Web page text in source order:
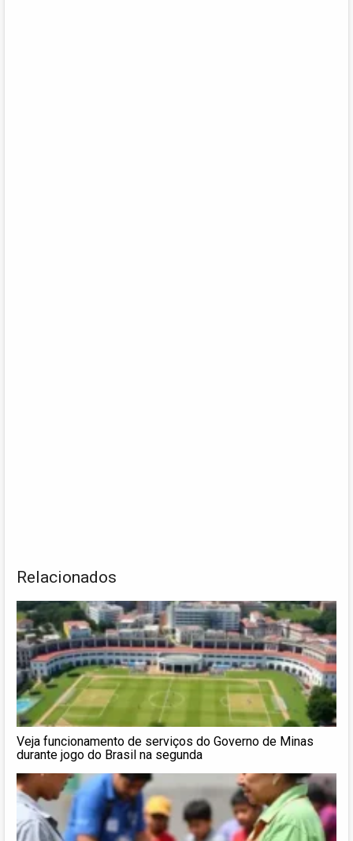
Relacionados
Veja funcionamento de serviços do Governo de Minas
durante jogo do Brasil na segunda